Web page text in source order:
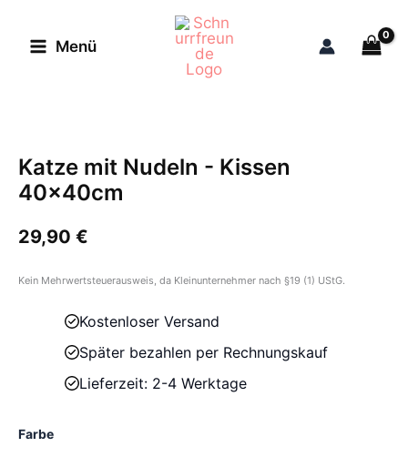
Inhalt
Menü
Katze mit Nudeln - Kissen
40x40cm
29,90 €
Kein Mehrwertsteuerausweis, da Kleinunternehmer nach §19 (1) UStG.
Kostenloser Versand
Später bezahlen per Rechnungskauf
Lieferzeit: 2-4 Werktage
Farbe